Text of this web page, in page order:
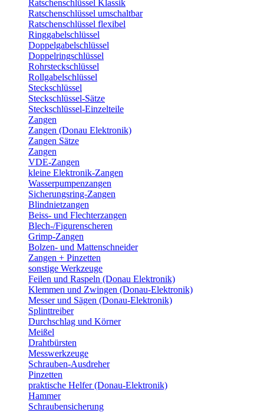
Ratschenschlüssel Klassik
Ratschenschlüssel umschaltbar
Ratschenschlüssel flexibel
Ringgabelschlüssel
Doppelgabelschlüssel
Doppelringschlüssel
Rohrsteckschlüssel
Rollgabelschlüssel
Steckschlüssel
Steckschlüssel-Sätze
Steckschlüssel-Einzelteile
Zangen
Zangen (Donau Elektronik)
Zangen Sätze
Zangen
VDE-Zangen
kleine Elektronik-Zangen
Wasserpumpenzangen
Sicherungsring-Zangen
Blindnietzangen
Beiss- und Flechterzangen
Blech-/Figurenscheren
Grimp-Zangen
Bolzen- und Mattenschneider
Zangen + Pinzetten
sonstige Werkzeuge
Feilen und Raspeln (Donau Elektronik)
Klemmen und Zwingen (Donau-Elektronik)
Messer und Sägen (Donau-Elektronik)
Splinttreiber
Durchschlag und Körner
Meißel
Drahtbürsten
Messwerkzeuge
Schrauben-Ausdreher
Pinzetten
praktische Helfer (Donau-Elektronik)
Hammer
Schraubensicherung